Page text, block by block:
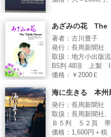
あざみの花
著者：古川豊子
発行：長周新聞社
取扱：地方小出版
B5判 48項 上製
価格：￥2000Ｅ
海に生きる 本州
発行：長周新聞社
取扱：長周新聞社
Ｂ５判 ５２頁
価格：1,600円＋税